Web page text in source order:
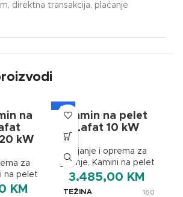
direktna transakcija, plaćanje
na
kW
za
na pelet
KM
A+
Kamin na pelet
Lafat 10 kW
Grijanje i oprema za
grijanje, Kamini na pelet
3.485,00 KM
TEŽINA 160 kg